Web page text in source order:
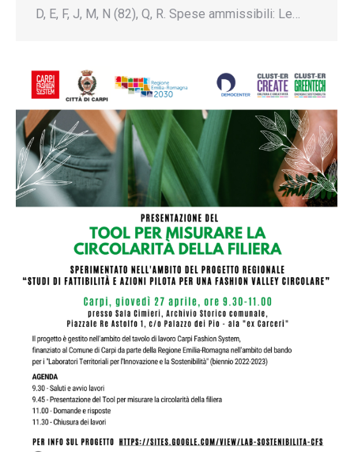
D, E, F, J, M, N (82), Q, R. Spese ammissibili: Le…